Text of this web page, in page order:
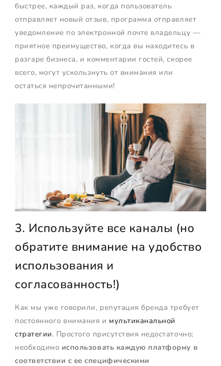
быстрее, каждый раз, когда пользователь
отправляет новый отзыв, программа отправляет
уведомление по электронной почте владельцу —
приятное преимущество, когда вы находитесь в
разгаре бизнеса, и комментарии гостей, скорее
всего, могут ускользнуть от внимания или
остаться непрочитанными!
3. Используйте все каналы (но
обратите внимание на удобство
использования и
согласованность!)
Как мы уже говорили, репутация бренда требует
постоянного внимания и мультиканальной
стратегии. Простого присутствия недостаточно;
необходимо использовать каждую платформу в
соответствии с ее специфическими